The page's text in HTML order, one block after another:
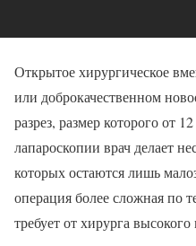
Открытое хирургическое
или доброкачественном
разрез, размер которого от
лапароскопии врач делает
которых остаются лишь
операция более сложная по
требует от хирурга высокого